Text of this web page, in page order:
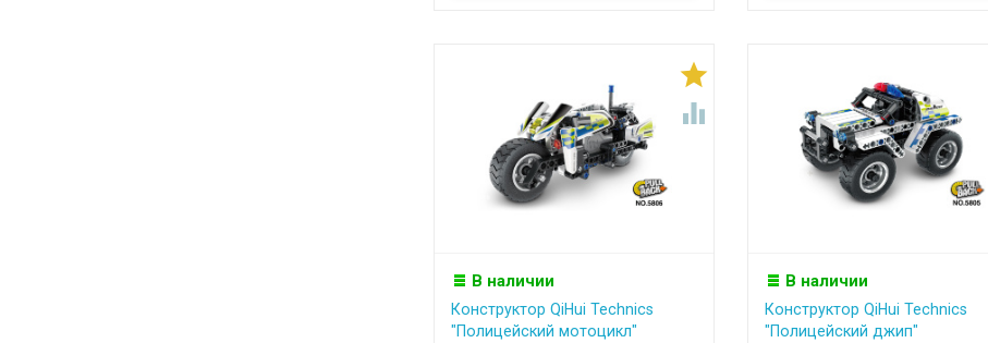


В наличии
Конструктор QiHui Technics
"Полицейский мотоцикл"
В наличии
Конструктор QiHui Technics
"Полицейский джип"